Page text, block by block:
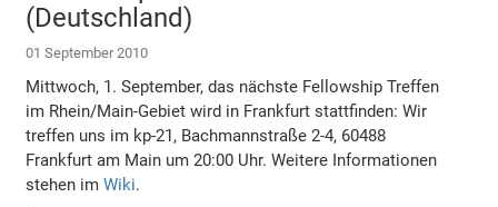
(Deutschland)
01 September 2010
Mittwoch, 1. September, das nächste Fellowship Treffen
im Rhein/Main-Gebiet wird in Frankfurt stattfinden: Wir
treffen uns im kp-21, Bachmannstraße 2-4, 60488
Frankfurt am Main um 20:00 Uhr. Weitere Informationen
stehen imWiki.